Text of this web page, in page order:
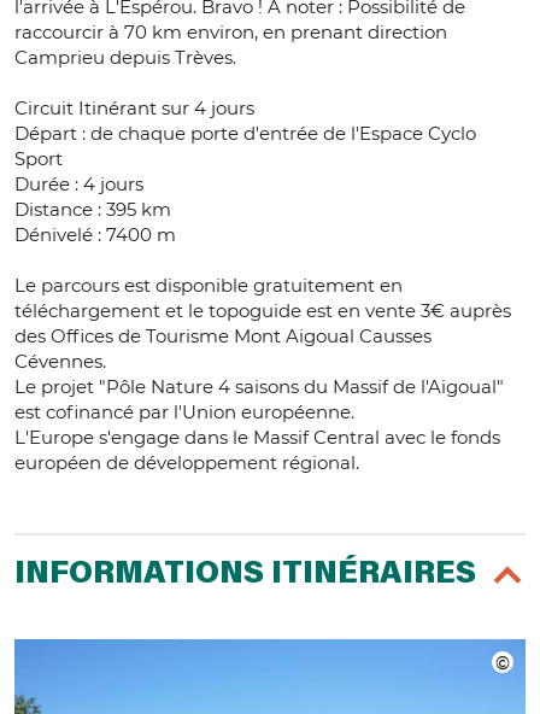
l'arrivée à L'Espérou. Bravo ! A noter : Possibilité de
raccourcir à 70 km environ, en prenant direction
Camprieu depuis Trèves.
Circuit Itinérant sur 4 jours
Départ : de chaque porte d'entrée de l'Espace Cyclo
Sport
Durée : 4 jours
Distance : 395 km
Dénivelé : 7400 m
Le parcours est disponible gratuitement en
téléchargement et le topoguide est en vente 3€ auprès
des Offices de Tourisme Mont Aigoual Causses
Cévennes.
Le projet "Pôle Nature 4 saisons du Massif de l'Aigoual"
est cofinancé par l'Union européenne.
L'Europe s'engage dans le Massif Central avec le fonds
européen de développement régional.
INFORMATIONS ITINÉRAIRES